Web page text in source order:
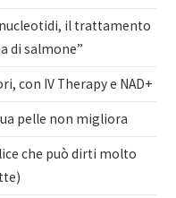
il trattamento
di salmone”
con IV Therapy e NAD+
pelle non migliora
che può dirti molto